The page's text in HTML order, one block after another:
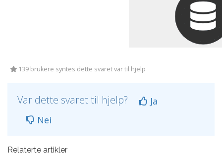
139 brukere syntes dette svaret var til hjelp
Var dette svaret til hjelp?
Ja
Nei
Relaterte artikler